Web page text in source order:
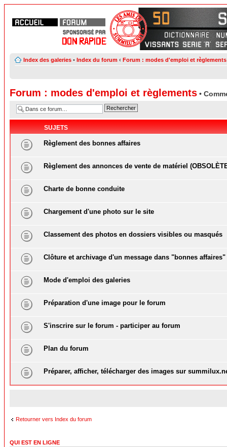
Index des galeries • Index du forum ‹ Forum : modes d'emploi et règlements
Forum : modes d'emploi et règlements •
SUJETS
Règlement des bonnes affaires
Règlement des annonces de vente de matériel
Charte de bonne conduite
Chargement d'une photo sur le site
Classement des photos en dossiers visibles ou masqués
Clôture et archivage d'un message dans "bonnes affaires"
Mode d'emploi des galeries
Préparation d'une image pour le forum
S'inscrire sur le forum - participer au forum
Plan du forum
Préparer, afficher, télécharger des images sur
Retourner vers Index du forum
QUI EST EN LIGNE